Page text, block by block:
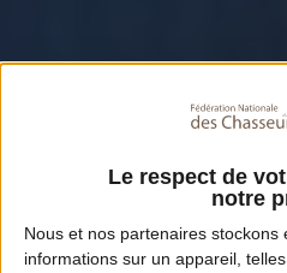
Le respect de
notre
Nous et nos partenaires stockons
informations sur un appareil,